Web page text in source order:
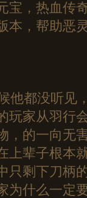
，热血传
本，帮助恶
都没听见
家从羽行
，的一向无
上辈子根本
只剩下刀柄
为什么一定